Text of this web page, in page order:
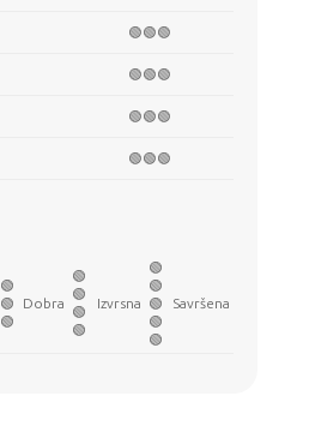
🟢🟢🟢
🟢🟢🟢
🟢🟢🟢
🟢🟢🟢
🟢
🟢
🟢
Dobra
🟢
🟢
🟢
🟢
Izvrsna
🟢
🟢
🟢
🟢
🟢
Savršena